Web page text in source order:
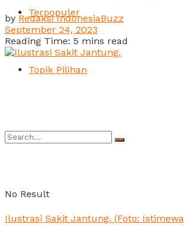
Terpopuler
Topik Pilihan
No Result
by Redaksi IndonesiaBuzz
September 24, 2023
Reading Time: 5 mins read
Ilustrasi Sakit Jantung. (Foto: